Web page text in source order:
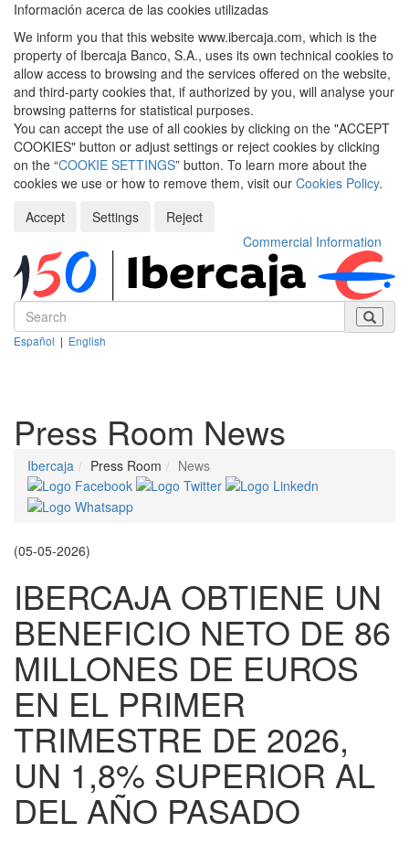
Información acerca de las cookies utilizadas
We inform you that this website www.ibercaja.com, which is the
property of Ibercaja Banco, S.A., uses its own technical cookies to
allow access to browsing and the services offered on the website,
and third-party cookies that, if authorized by you, will analyse your
browsing patterns for statistical purposes.
You can accept the use of all cookies by clicking on the "ACCEPT
COOKIES" button or adjust settings or reject cookies by clicking
on the “COOKIE SETTINGS” button. To learn more about the
cookies we use or how to remove them, visit our Cookies Policy.
Accept
Settings
Reject
Commercial Information
Español | English
Press Room News
Ibercaja Press Room News
(05-05-2026)
IBERCAJA OBTIENE UN
BENEFICIO NETO DE 86
MILLONES DE EUROS
EN EL PRIMER
TRIMESTRE DE 2026,
UN 1,8% SUPERIOR AL
DEL AÑO PASADO